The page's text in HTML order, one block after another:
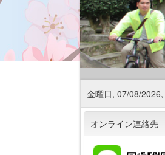
金曜日, 07/08/
オンライン連絡先